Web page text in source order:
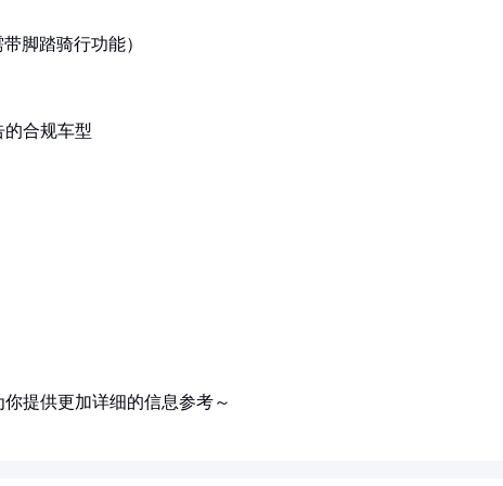
脚踏骑行功能）
合规车型
提供更加详细的信息参考～